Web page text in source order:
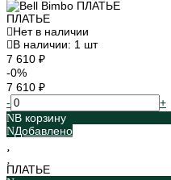
ПЛАТЬЕ
Нет в наличии
В наличии: 1 шт
7 610 ₽
-0%
7 610 ₽
-
+
В корзину
Добавлено
ПЛАТЬЕ